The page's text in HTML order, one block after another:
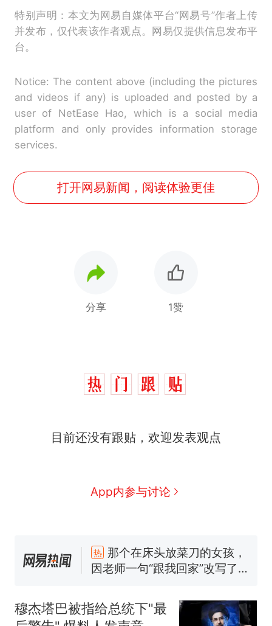
特别声明：本文为网易自媒体平台“网易号”作者上传
并发布，仅代表该作者观点。网易仅提供信息发布平
台。
Notice: The content above (including the pictures
and videos if any) is uploaded and posted by a
user of NetEase Hao, which is a social media
platform and only provides information storage
services.
打开网易新闻，阅读体验更佳
分享 1赞
目前还没有跟贴，欢迎发表观点
App内参与讨论
因老师一句“跟我回家”改写了
人生
新 费大厨“全国小炒肉大王”称
号，仅凭视频评出？中国烹饪
官方通报
穆杰塔巴被指给总统下"最